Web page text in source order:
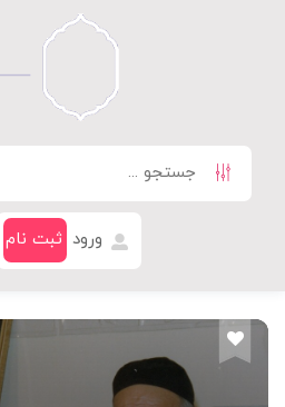
ورود ثبت نام